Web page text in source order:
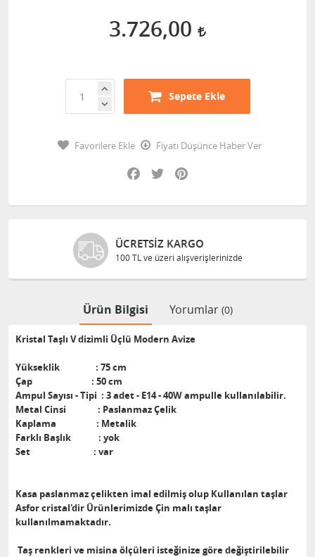
3.726,00
Sepete Ekle
Favorilere Ekle
Fiyatı Düşünce Haber Ver
Facebook
Twitter
ÜCRETSIZ KARGO
100 TL ve üzeri alışverişlerinizde
Ürün Bilgisi Yorumlar (0)
Kristal Taşlı V dizimli Üçlü Modern Avize
Yükseklik : 75 cm
Çap : 50 cm
Ampul Sayısı - Tipi : 3 adet - E14 - 40W ampulle kullanılabilir.
Metal Cinsi : Paslanmaz Çelik
Kaplama : Metalik
Farklı Başlık : yok
Set : var
Kasa paslanmaz çelikten imal edilmiş olup Kullanılan taşlar
Asfor cristal'dir Ürünlerimizde Çin malı taşlar
kullanılmamaktadır.
Taş renkleri ve misina ölçüleri isteğinize göre değiştirilebilir